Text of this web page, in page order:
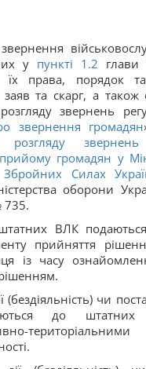
у пункті 1.2 глави
їх права, порядок
заяв та скарг, а також
звернень
звернення громадян
розгляду
громадян у
Силах
оборони
735.
ВЛК
прийняття
із часу
(бездіяльність) чи
до